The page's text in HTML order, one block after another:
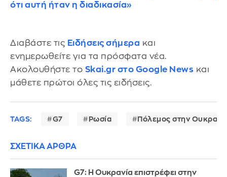
ότι αυτή ήταν η διαδικασία»
Διαβάστε τις Ειδήσεις σήμερα και
ενημερωθείτε για τα πρόσφατα νέα.
Ακολουθήστε το Skai.gr στο Google News και
μάθετε πρώτοι όλες τις ειδήσεις.
TAGS: G7 Ρωσία Πόλεμος στην
ΣΧΕΤΙΚΑ ΑΡΘΡΑ
G7: Η Ουκρανία επιστρέφει στην